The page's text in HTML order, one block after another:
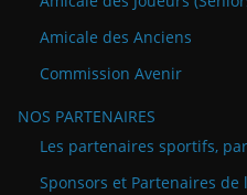
Amicale des Anciens
Commission Avenir
NOS PARTENAIRES
Les partenaires sportifs,
Sponsors et Partenaires de